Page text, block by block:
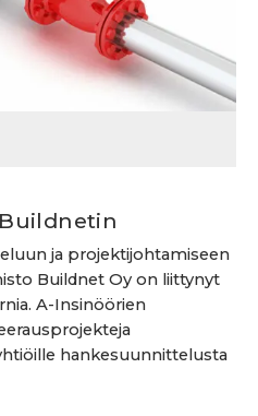
ja projektijohtamiseen
Buildnet Oy on liittynyt
A-Insinöörien
hankesuunnittelusta